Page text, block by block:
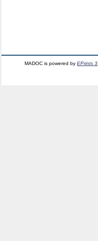
MADOC is powered byEPrints 3